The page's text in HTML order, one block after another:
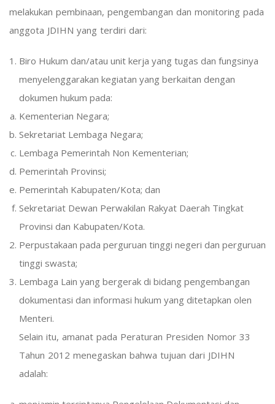
melakukan pembinaan, pengembangan dan monitoring pada
anggota JDIHN yang terdiri dari:
Biro Hukum dan/atau unit kerja yang tugas dan fungsinya
menyelenggarakan kegiatan yang berkaitan dengan
dokumen hukum pada:
Kementerian Negara;
Sekretariat Lembaga Negara;
Lembaga Pemerintah Non Kementerian;
Pemerintah Provinsi;
Pemerintah Kabupaten/Kota; dan
Sekretariat Dewan Perwakilan Rakyat Daerah Tingkat
Provinsi dan Kabupaten/Kota.
Perpustakaan pada perguruan tinggi negeri dan perguruan
tinggi swasta;
Lembaga Lain yang bergerak di bidang pengembangan
dokumentasi dan informasi hukum yang ditetapkan olen
Menteri.
Selain itu, amanat pada Peraturan Presiden Nomor 33
Tahun 2012 menegaskan bahwa tujuan dari JDIHN
adalah: